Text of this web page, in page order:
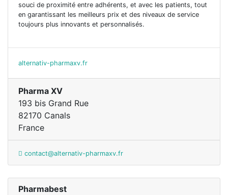
souci de proximité entre adhérents, et avec les patients, tout
en garantissant les meilleurs prix et des niveaux de service
toujours plus innovants et personnalisés.
alternativ-pharmaxv.fr
Pharma XV
193 bis Grand Rue
82170 Canals
France
contact@alternativ-pharmaxv.fr
Pharmabest